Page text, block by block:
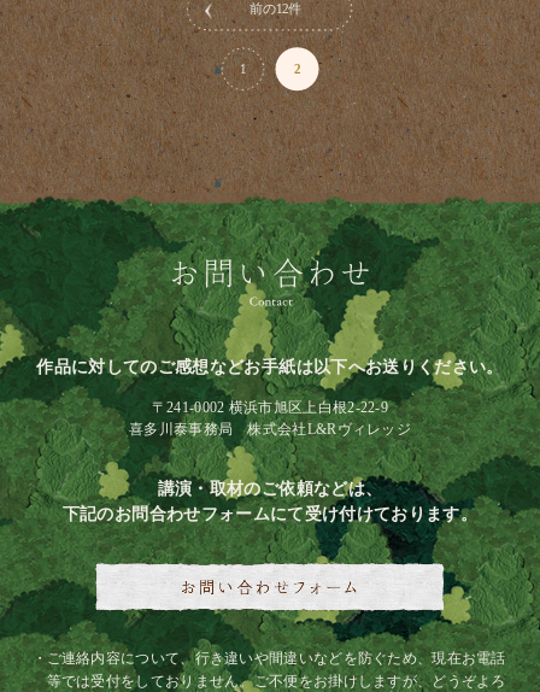
前の12件
1 2
作品に対してのご感想などお手紙は以下へお送りください。
〒241-0002 横浜市旭区上白根2-22-9
喜多川泰事務局 株式会社L&Rヴィレッジ
講演・取材のご依頼などは、
下記のお問合わせフォームにて受け付けております。
ご連絡内容について、行き違いや間違いなどを防ぐため、現在お電話
等では受付をしておりません。ご不便をお掛けしますが、どうぞよろ